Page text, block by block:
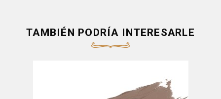
TAMBIÉN PODRÍA INTERESARLE